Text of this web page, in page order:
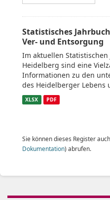
Statistisches
Ver- und Entsorgung
Im aktuellen
Heidelberg sind eine
Informationen zu den
des Heidelberger Lebens
XLSX PDF
Sie können dieses Register
Dokumentation) abrufen.